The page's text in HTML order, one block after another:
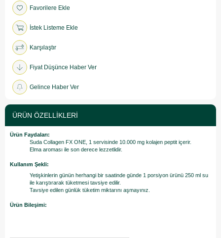
Favorilere Ekle
İstek Listeme Ekle
Karşılaştır
Fiyat Düşünce Haber Ver
Gelince Haber Ver
ÜRÜN ÖZELLIKLERI
Ürün Faydaları:
Suda Collagen FX ONE, 1 servisinde 10.000 mg kolajen peptit içerir.
Elma aroması ile son derece lezzetlidir.
Kullanım Şekli:
Yetişkinlerin günün herhangi bir saatinde günde 1 porsiyon ürünü 250 ml su
ile karıştırarak tüketmesi tavsiye edilir.
Tavsiye edilen günlük tüketim miktarını aşmayınız.
Ürün Bileşimi: